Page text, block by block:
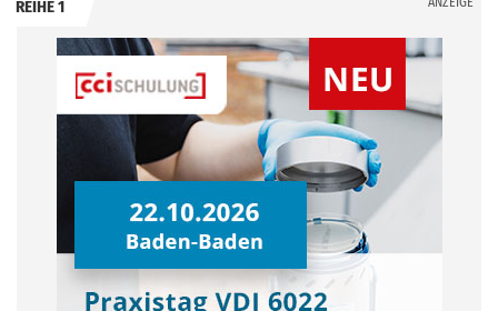
REIHE 1